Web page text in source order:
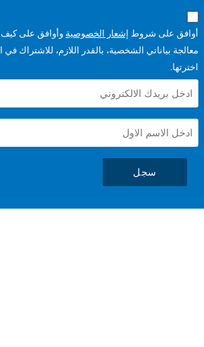
شروطإشعار الخصوصيةوأوافق على كيف تتم
الشخصية، بالقدر اللازم، للاشتراك في النشرات